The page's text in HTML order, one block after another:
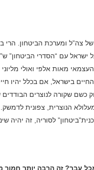
צה”ל ומערכת הביטחון.
ישראל עם “הסדרי הביטחון”
מאות אלפי ואולי מליוני
בישראל, אם בכלל יהיו
כשם שקורה לנוצרים
הנוצרית, צפונית
לסוריה, זה יהיה
עבר? זה הרבה יותר